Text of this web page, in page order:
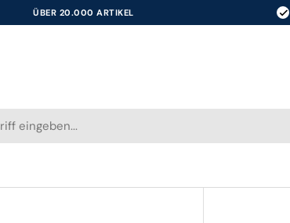
15 JAHRE ERFAHRUNG